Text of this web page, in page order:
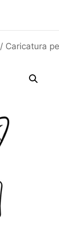
/ Caricatura